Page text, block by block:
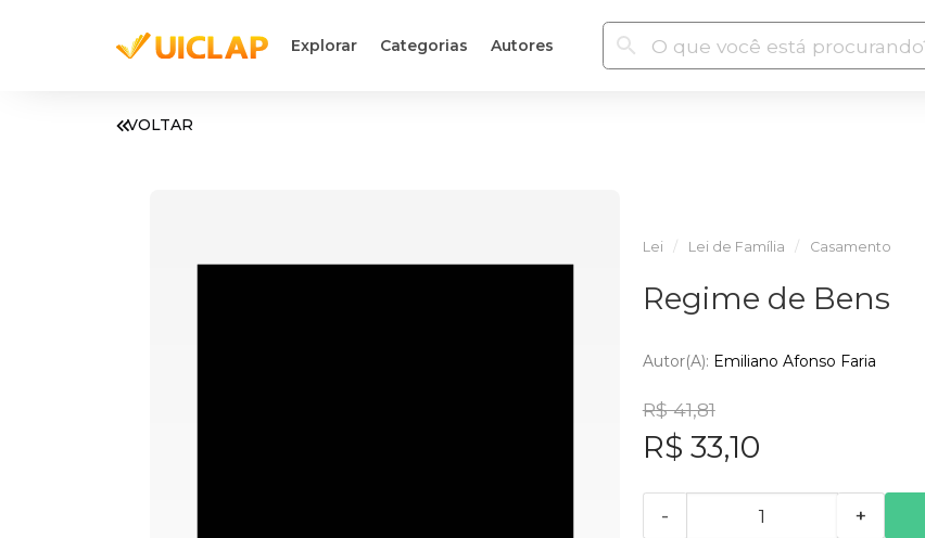
Explorar Categorias Autores
VOLTAR
Lei Lei de Família Casamento
Regime de Bens
Autor(a): Emiliano Afonso Faria
R$ 41,81
R$ 33,10
- +